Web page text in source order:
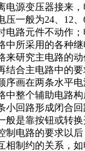
电源变压器接来
压一般为24、12
电路元件不动作
中所采用的各种
研究主电路的动
结合主电路中的
序画在两条水平
中整个辅助电路
小回路形成闭合
般是靠按钮或转
制电路的要求以
相制约的关系，